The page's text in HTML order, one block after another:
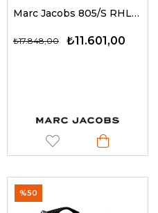
Marc Jacobs 805/S RHL9O 59 G Kadın Güneş Gözlükleri
₺11.601,00
₺17.848,00
%50